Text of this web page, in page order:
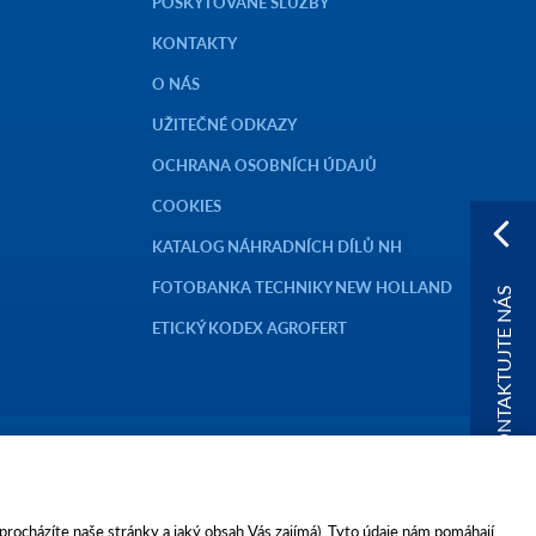
KONTAKTY
O NÁS
UŽITEČNÉ ODKAZY
OCHRANA OSOBNÍCH ÚDAJŮ
COOKIES
KATALOG NÁHRADNÍCH DÍLŮ NH
FOTOBANKA TECHNIKY NEW HOLLAND
ETICKÝ KODEX AGROFERT
a.s.,
KONTAKTUJTE NÁS
naše stránky a jaký obsah Vás zajímá). Tyto údaje nám pomáhají